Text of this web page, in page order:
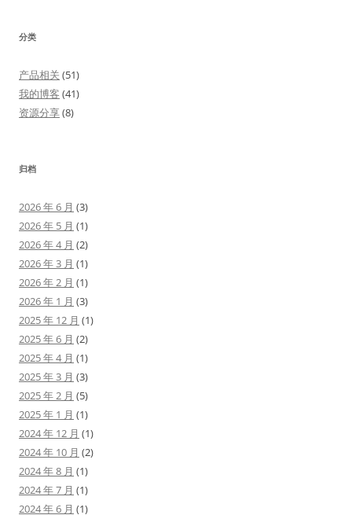
分类
产品相关 (51)
我的博客 (41)
资源分享(8)
归档
2026 年 6 月 (3)
2026 年 5 月 (1)
2026 年 4 月 (2)
2026 年 3 月 (1)
2026 年 2 月 (1)
2026 年 1 月 (3)
2025 年 12 月 (1)
2025 年 6 月 (2)
2025 年 4 月 (1)
2025 年 3 月 (3)
2025 年 2 月 (5)
2025 年 1 月 (1)
2024 年 12 月 (1)
2024 年 10 月 (2)
2024 年 8 月 (1)
2024 年 7 月 (1)
2024 年 6 月 (1)